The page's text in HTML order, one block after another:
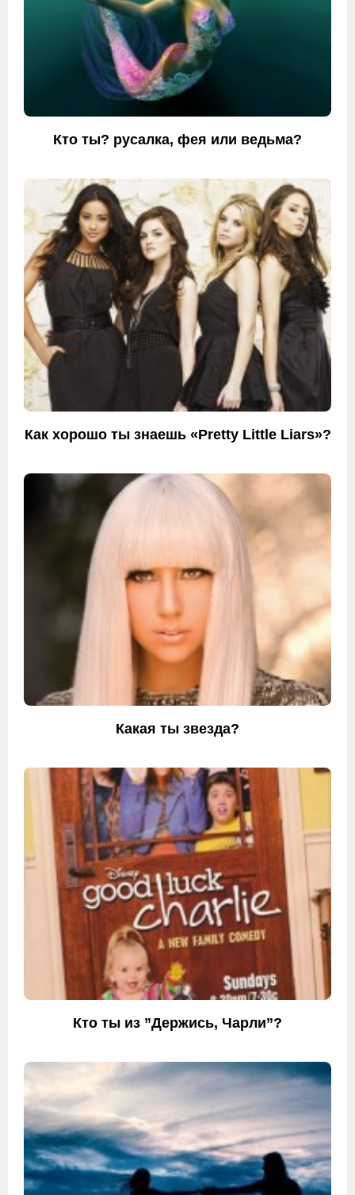
Кто ты? русалка, фея или ведьма?
Как хорошо ты знаешь «Pretty Little Liars»?
Какая ты звезда?
Кто ты из ”Держись, Чарли”?